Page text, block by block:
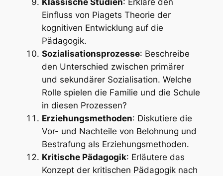
Klassische Studien: Erkläre den
Einfluss von Piagets Theorie der
kognitiven Entwicklung auf die
Pädagogik.
Sozialisationsprozesse: Beschreibe
den Unterschied zwischen primärer
und sekundärer Sozialisation. Welche
Rolle spielen die Familie und die Schule
in diesen Prozessen?
Erziehungsmethoden: Diskutiere die
Vor- und Nachteile von Belohnung und
Bestrafung als Erziehungsmethoden.
Kritische Pädagogik: Erläutere das
Konzept der kritischen Pädagogik nach